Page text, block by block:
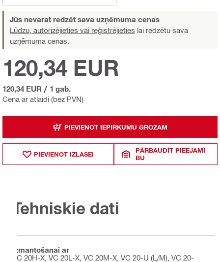
Jūs nevarat redzēt sava uzņēmuma cenas
Lūdzu, autorizējieties vai reģistrējieties lai redzētu sava
uzņēmuma cenas.
Cena ar atlaidi (bez PVN)
120,34 EUR
120,34 EUR / 1 gab.
PIEVIENOT IEPIRKUMU GROZAM
PIEVIENOT IZLASEI
PĀRBAUDĪT PIEEJAMĪ
BU
Tehniskie dati
Izmantošanai ar
VC 20H-X, VC 20L-X, VC 20M-X, VC 20-U (L/M), VC 20-